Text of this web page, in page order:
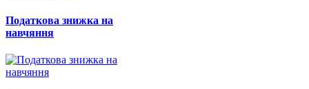
Податкова знижка на
навчяння